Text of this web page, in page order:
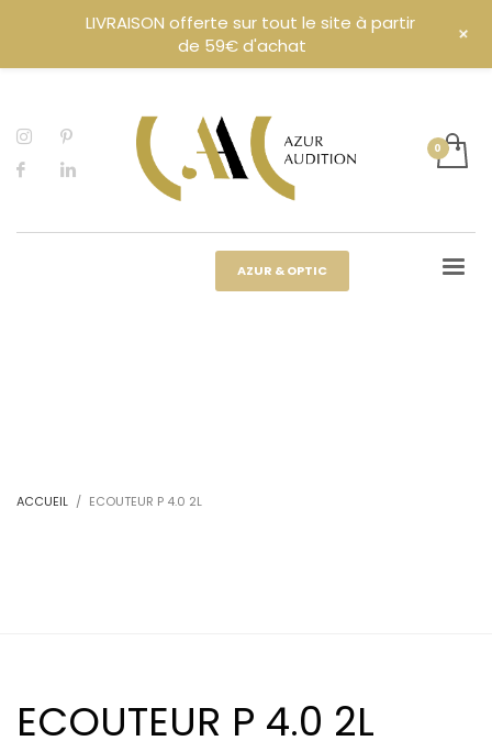
AZUR & OPTIC
ACCUEIL ECOUTEUR P 4.0 2L
ECOUTEUR P 4.0 2L
LIVRAISON offerte sur tout le site à partir
de 59€ d'achat
+